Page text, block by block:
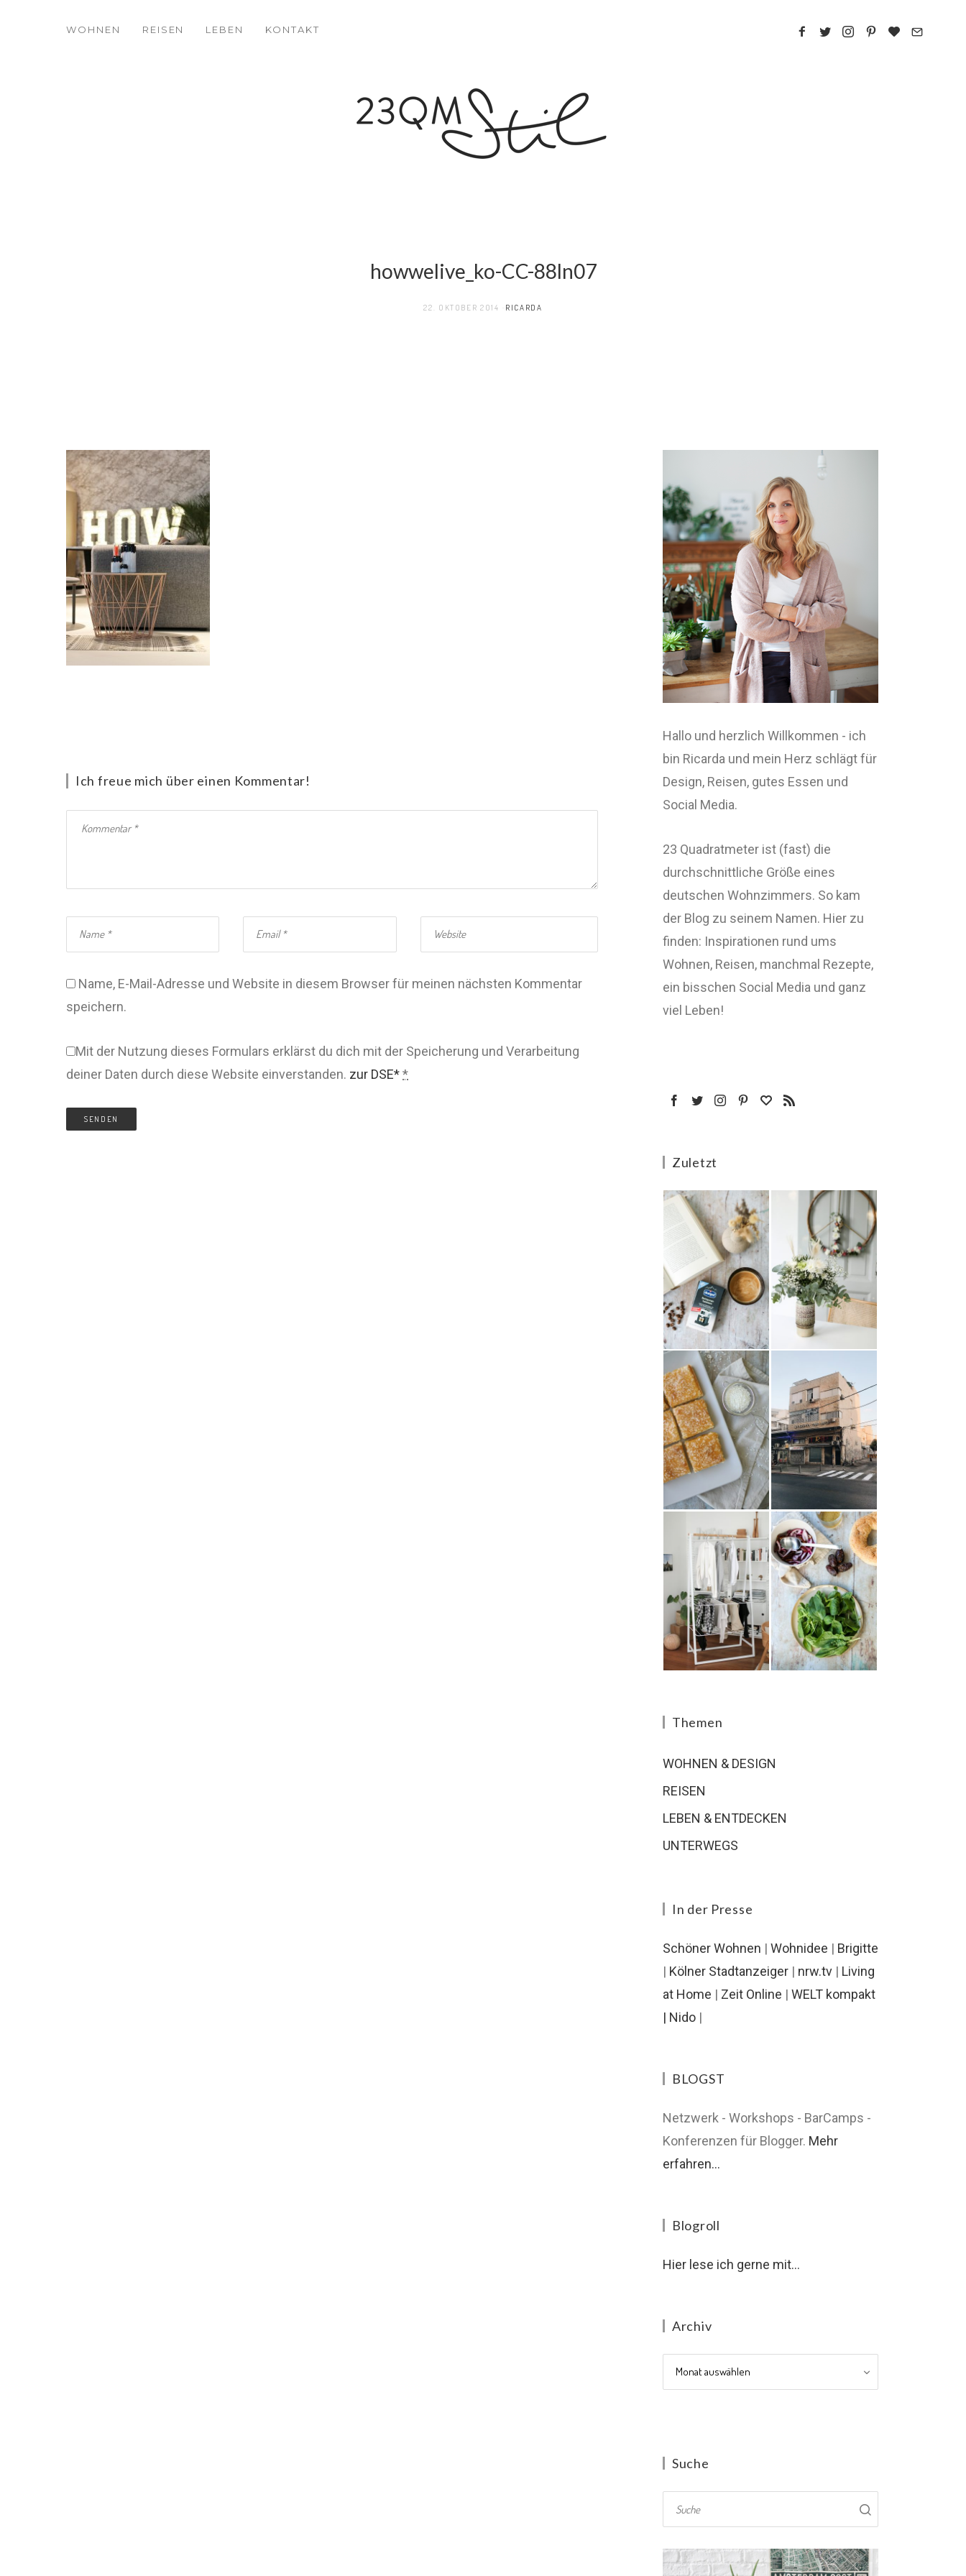
WOHNEN REISEN LEBEN KONTAKT
howwelive_ko-CC-88ln07
22. OKTOBER 2014 RICARDA
Ich freue mich über einen Kommentar!
Name, E-Mail-Adresse und Website in diesem Browser für meinen nächsten Kommentar
speichern.
Mit der Nutzung dieses Formulars erklärst du dich mit der Speicherung und Verarbeitung
deiner Daten durch diese Website einverstanden. zur DSE**
Hallo und herzlich Willkommen - ich
bin Ricarda und mein Herz schlägt für
Design, Reisen, gutes Essen und
Social Media.
23 Quadratmeter ist (fast) die
durchschnittliche Größe eines
deutschen Wohnzimmers. So kam
der Blog zu seinem Namen. Hier zu
finden: Inspirationen rund ums
Wohnen, Reisen, manchmal Rezepte,
ein bisschen Social Media und ganz
viel Leben!
Zuletzt
Themen
WOHNEN & DESIGN
REISEN
LEBEN & ENTDECKEN
UNTERWEGS
In der Presse
Schöner Wohnen | Wohnidee | Brigitte
| Kölner Stadtanzeiger | nrw.tv | Living
at Home | Zeit Online | WELT kompakt
| Nido |
BLOGST
Netzwerk - Workshops - BarCamps -
Konferenzen für Blogger. Mehr
erfahren...
Blogroll
Hier lese ich gerne mit...
Archiv
Archiv
Suche